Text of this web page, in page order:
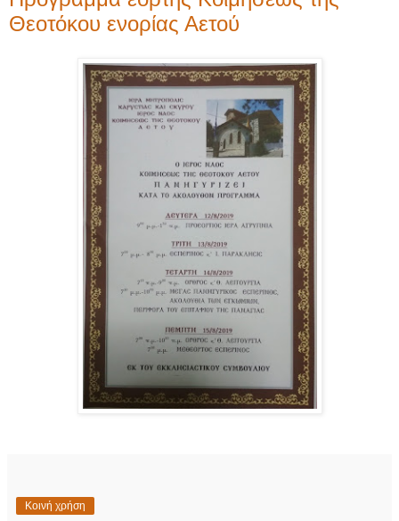
Θεοτόκου ενορίας Αετού
Κοινή χρήση